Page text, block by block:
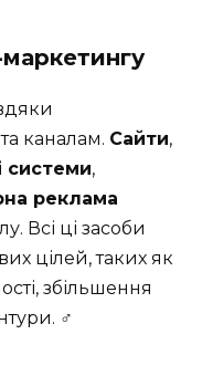
каналам. Сайти,
системи,
реклама
Всі ці засоби
цілей, таких як
збільшення
‍♂️